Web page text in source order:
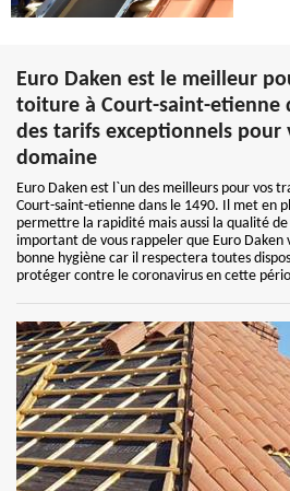
Euro Daken est le meilleur
toiture à Court-saint-etienne
des tarifs exceptionnels pour
domaine
Euro Daken est l`un des meilleurs pour vos
Court-saint-etienne dans le 1490. Il met en
permettre la rapidité mais aussi la qualité
important de vous rappeler que Euro Daken
bonne hygiène car il respectera toutes
protéger contre le coronavirus en cette